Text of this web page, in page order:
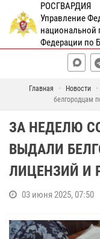
РОСГВАРДИЯ
Управление
национальной
Федерации по
Главная Новости
белгородцам
ЗА НЕДЕЛЮ
ВЫДАЛИ
ЛИЦЕНЗИЙ И
03 июня 2025, 07:50